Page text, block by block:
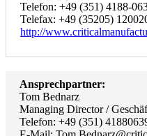
Telefon: +49 (351) 4188-
Telefax: +49 (35205)
http://
Ansprechpartner:
Tom Bednarz
Managing Director /
Telefon: +49 (351)